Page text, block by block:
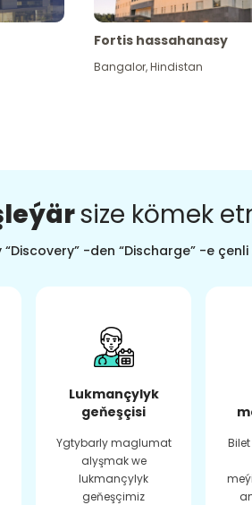
Fortis hassahanasy
Bangalor,Hindistan
size kömek
“Discovery” -den “Discharge” -e
Lukmançylyk
geňeşçisi
Ygtybarly maglumat
alyşmak we
lukmançylyk
geňeşçimiz